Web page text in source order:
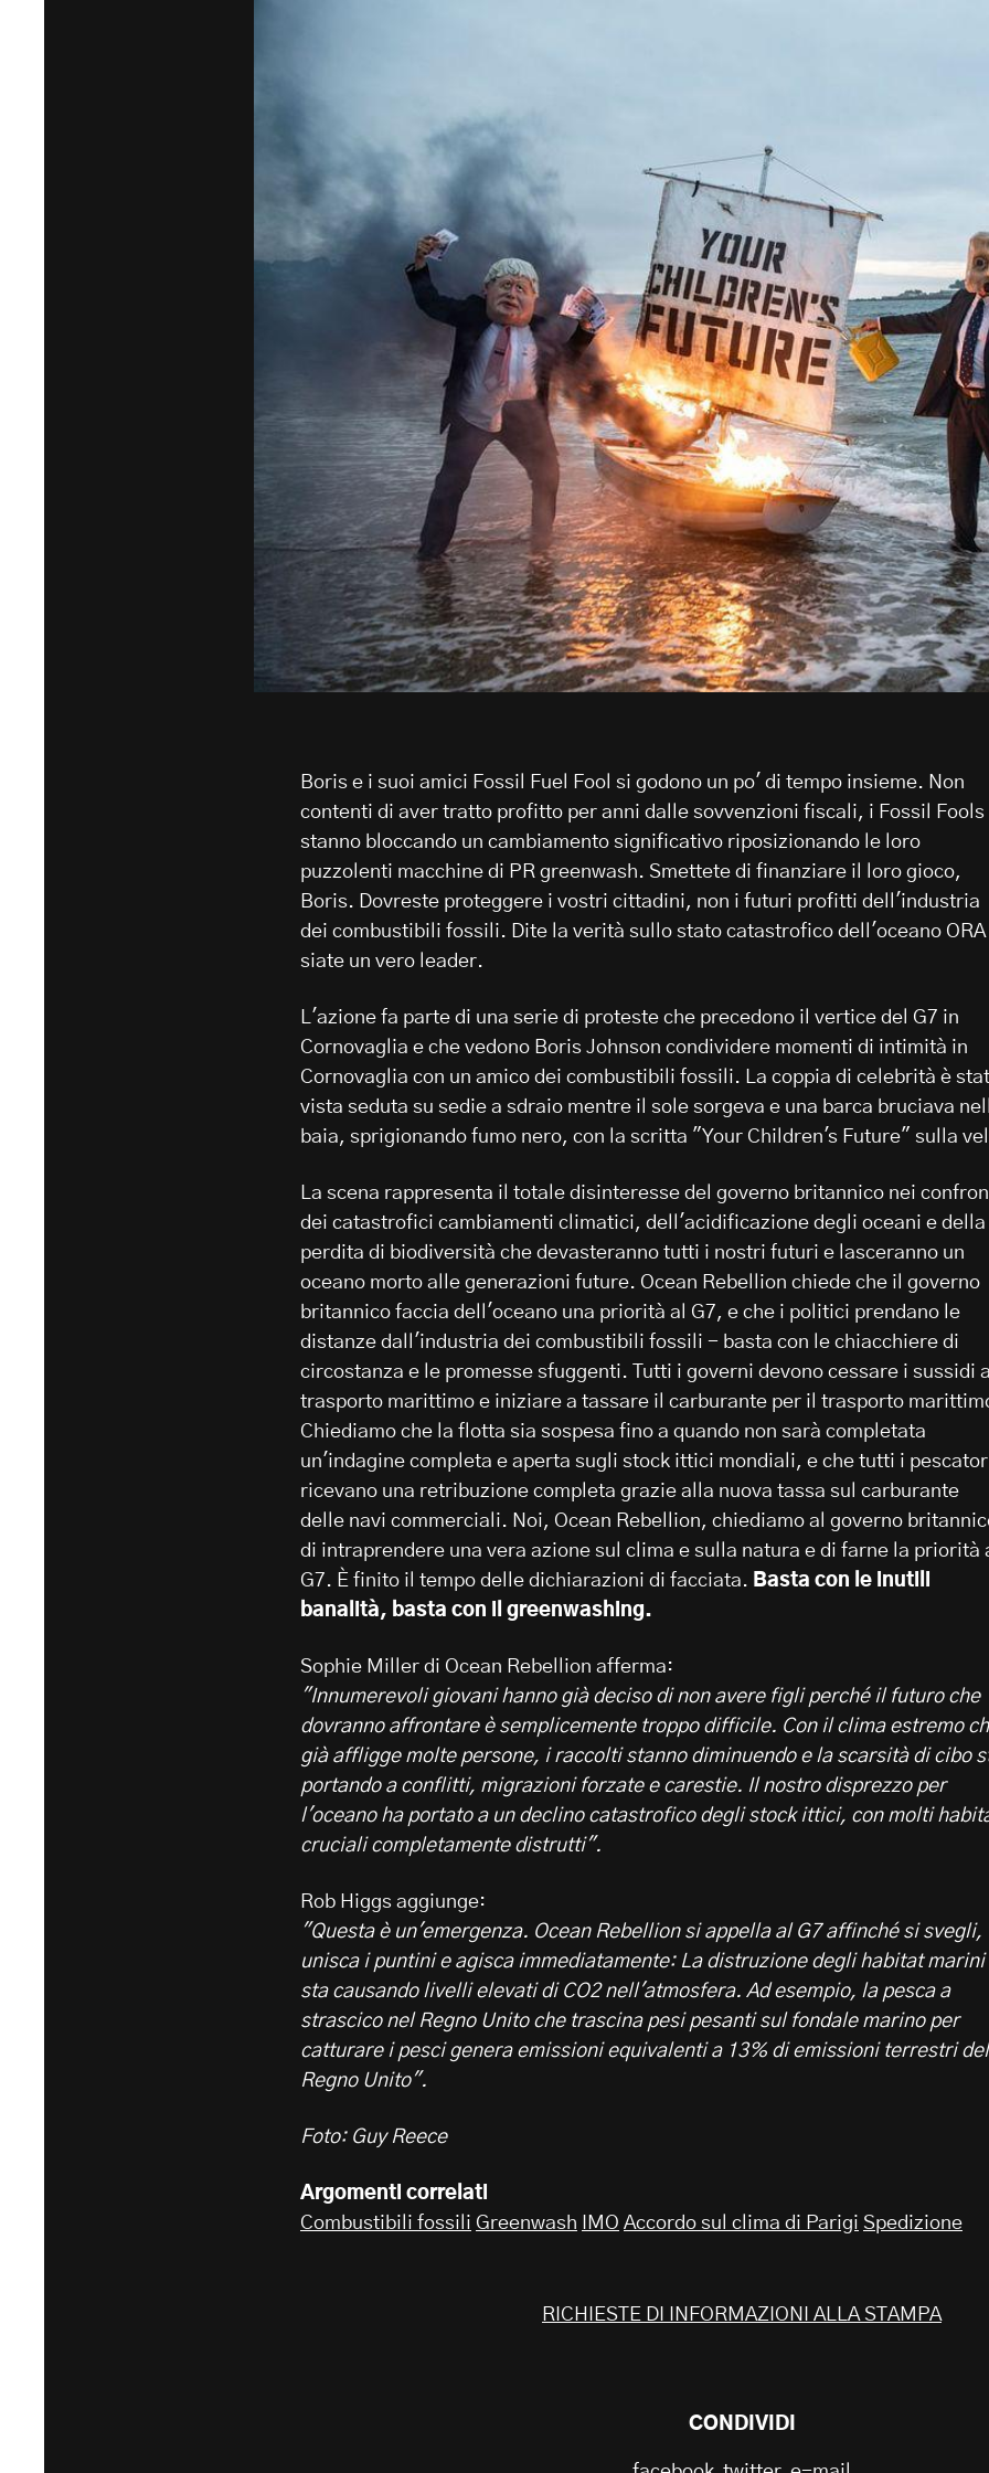
Boris e i suoi amici Fossil Fuel Fool si godono un po' di tempo insieme. Non
contenti di aver tratto profitto per anni dalle sovvenzioni fiscali, i Fossil Fools
stanno bloccando un cambiamento significativo riposizionando le loro
puzzolenti macchine di PR greenwash. Smettete di finanziare il loro gioco,
Boris. Dovreste proteggere i vostri cittadini, non i futuri profitti dell'industria
dei combustibili fossili. Dite la verità sullo stato catastrofico dell'oceano ORA
siate un vero leader.
L'azione fa parte di una serie di proteste che precedono il vertice del G7 in
Cornovaglia e che vedono Boris Johnson condividere momenti di intimità in
Cornovaglia con un amico dei combustibili fossili. La coppia di celebrità è
vista seduta su sedie a sdraio mentre il sole sorgeva e una barca bruciava
baia, sprigionando fumo nero, con la scritta "Your Children's Future" sulla
La scena rappresenta il totale disinteresse del governo britannico nei
dei catastrofici cambiamenti climatici, dell'acidificazione degli oceani e della
perdita di biodiversità che devasteranno tutti i nostri futuri e lasceranno un
oceano morto alle generazioni future. Ocean Rebellion chiede che il governo
britannico faccia dell'oceano una priorità al G7, e che i politici prendano le
distanze dall'industria dei combustibili fossili - basta con le chiacchiere di
circostanza e le promesse sfuggenti. Tutti i governi devono cessare i sussidi
trasporto marittimo e iniziare a tassare il carburante per il trasporto
Chiediamo che la flotta sia sospesa fino a quando non sarà completata
un'indagine completa e aperta sugli stock ittici mondiali, e che tutti i
ricevano una retribuzione completa grazie alla nuova tassa sul carburante
delle navi commerciali. Noi, Ocean Rebellion, chiediamo al governo
di intraprendere una vera azione sul clima e sulla natura e di farne la priorità
G7. È finito il tempo delle dichiarazioni di facciata. Basta con le inutili
banalità, basta con il greenwashing.
Sophie Miller di Ocean Rebellion afferma:
"Innumerevoli giovani hanno già deciso di non avere figli perché il futuro che
dovranno affrontare è semplicemente troppo difficile. Con il clima estremo
già affligge molte persone, i raccolti stanno diminuendo e la scarsità di cibo
portando a conflitti, migrazioni forzate e carestie. Il nostro disprezzo per
l'oceano ha portato a un declino catastrofico degli stock ittici, con molti
cruciali completamente distrutti".
Rob Higgs aggiunge:
"Questa è un'emergenza. Ocean Rebellion si appella al G7 affinché si svegli,
unisca i puntini e agisca immediatamente: La distruzione degli habitat marini
sta causando livelli elevati di CO2 nell'atmosfera. Ad esempio, la pesca a
strascico nel Regno Unito che trascina pesi pesanti sul fondale marino per
catturare i pesci genera emissioni equivalenti a 13% di emissioni terrestri del
Regno Unito".
Foto: Guy Reece
Argomenti correlati
Combustibili fossili Greenwash IMO Accordo sul clima di Parigi Spedizione
RICHIESTE DI INFORMAZIONI ALLA STAMPA
CONDIVIDI